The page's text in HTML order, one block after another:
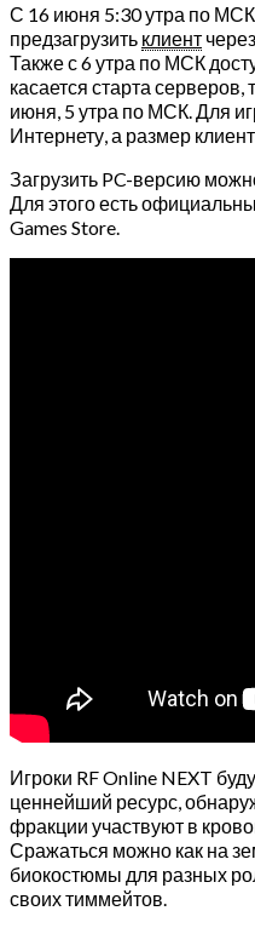
С 16 июня 5:30 утра по МСК
предзагрузить клиент через
Также с 6 утра по МСК
касается старта
июня, 5 утра по МСК. Для
Интернету, а размер
Загрузить PC-версию
Для этого есть
Games Store.
Игроки RF Online NEXT
ценнейший ресурс,
фракции участвуют в
Сражаться можно как на
биокостюмы для разных
своих тиммейтов.